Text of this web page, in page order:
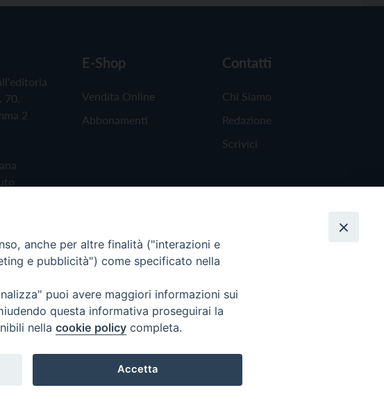
70.
2
E-Shop
Vendita Online
Abbonamenti
Contatti
Chi Siamo
Redazione
Scrivici
anche per altre finalità ("interazioni e
e pubblicità") come specificato nella
puoi avere maggiori informazioni sui
questa informativa proseguirai la
nella cookie policy completa.
Accetta